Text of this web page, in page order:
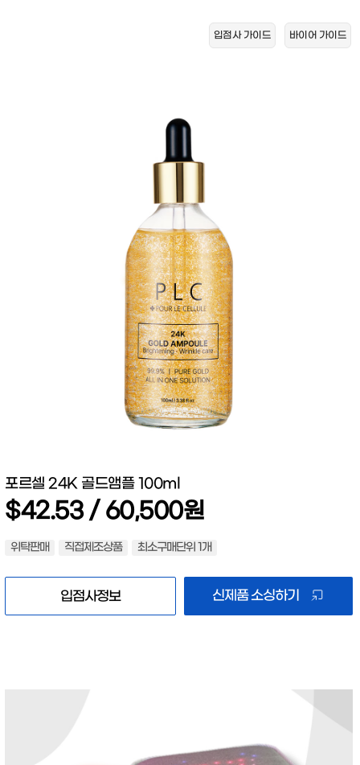
입점사 가이드 바이어 가이드
포르셀 24K 골드앰플 100ml
$42.53 / 60,500원
위탁판매 직접제조상품 최소구매단위 1개
입점사정보 신제품 소싱하기